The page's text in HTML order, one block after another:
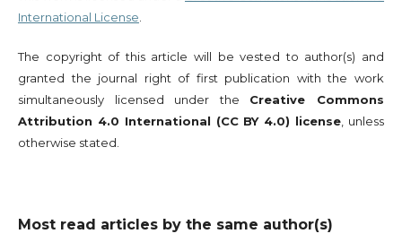
International License
The copyright of this article will be vested to author(s) and
granted the journal right of first publication with the work
simultaneously licensed under the Creative Commons
Attribution 4.0 International (CC BY 4.0) license , unless
otherwise stated.
Most read articles by the same author(s)